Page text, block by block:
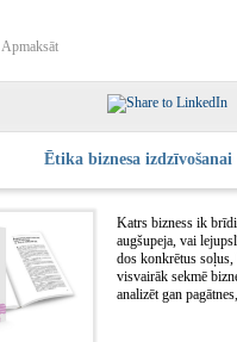
Apmaksāt
Ētika biznesa
Katrs bizness ik
augšupeja, vai
dos konkrētus
visvairāk sekmē
analizēt gan